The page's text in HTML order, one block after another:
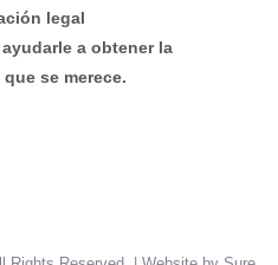
legal
a obtener la
se merece.